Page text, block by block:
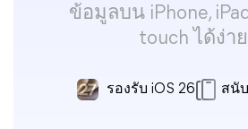
ข้อมูลบน iPhone,
touch ได้ง่า
รองรับ iOS 26 สนั